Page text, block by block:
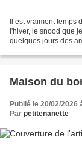
Il est vraiment
l'hiver, le snood que
quelques jours des
Maison du
Publié le 20/02/2026
Par petitenanette